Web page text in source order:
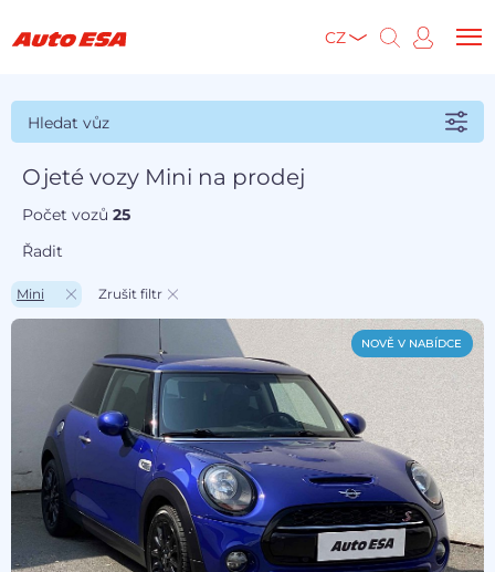
CZ
Hledat vůz
Ojeté vozy Mini na prodej
Počet vozů25
Řadit
Mini Zrušit filtr
NOVĚ V NABÍDCE